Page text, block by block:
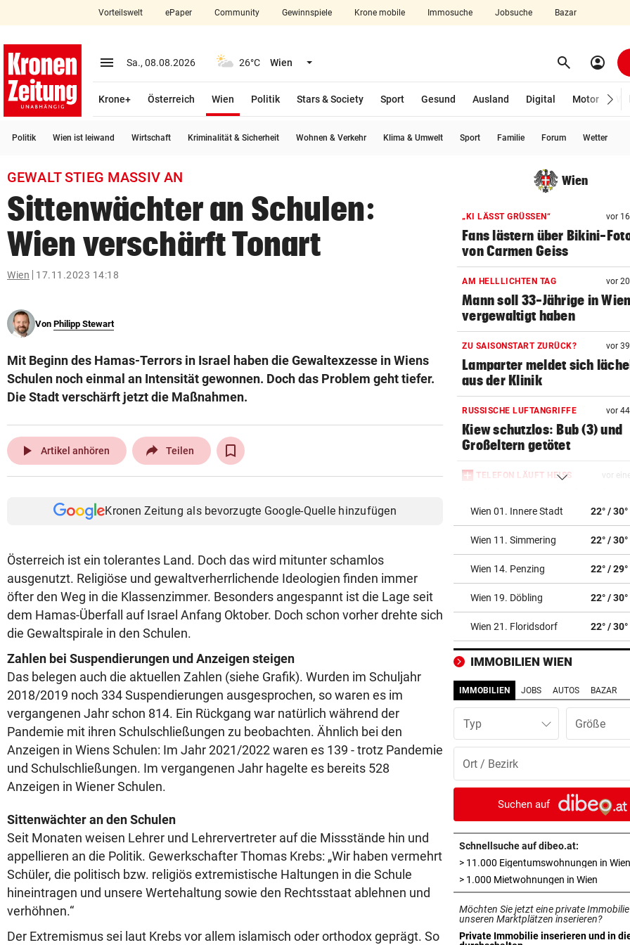
closeSchließen
account_circle Anmelden
arrow_right
bookmark
search
Suchbegriff
eingeben
© Krone Multimedia GmbH & Co KG 2026
Vorteilswelt ePaper Community Gewinnspiele Krone mobile Immosuche Jobsuche Bazar
menu Menü aufklappen
Sa., 08.08.2026 26°C Wien Menü aufklappen search Suchen
account_circle
Krone+ Österreich Wien
Politik
Stars & Society Sport Gesund Ausland Digital Motor
Politik Wien ist leiwand Wirtschaft Kriminalität & Sicherheit Wohnen & Verkehr Klima & Umwelt Sport Familie Forum Wetter
GEWALT STIEG MASSIV AN
Sittenwächter an Schulen:
Wien verschärft Tonart
Wien 17.11.2023 14:18
Von Philipp Stewart
Mit Beginn des Hamas-Terrors in Israel haben die Gewaltexzesse in Wiens
Schulen noch einmal an Intensität gewonnen. Doch das Problem geht tiefer.
Die Stadt verschärft jetzt die Maßnahmen.
play_arrow Artikel anhören Teilen
Kronen Zeitung als bevorzugte Google-Quelle hinzufügen
Österreich ist ein tolerantes Land. Doch das wird mitunter schamlos
ausgenutzt. Religiöse und gewaltverherrlichende Ideologien finden immer
öfter den Weg in die Klassenzimmer. Besonders angespannt ist die Lage seit
dem Hamas-Überfall auf Israel Anfang Oktober. Doch schon vorher drehte sich
die Gewaltspirale in den Schulen.
Zahlen bei Suspendierungen und Anzeigen steigen
Das belegen auch die aktuellen Zahlen (siehe Grafik). Wurden im Schuljahr
2018/2019 noch 334 Suspendierungen ausgesprochen, so waren es im
vergangenen Jahr schon 814. Ein Rückgang war natürlich während der
Pandemie mit ihren Schulschließungen zu beobachten. Ähnlich bei den
Anzeigen in Wiens Schulen: Im Jahr 2021/2022 waren es 139 - trotz Pandemie
und Schulschließungen. Im vergangenen Jahr hagelte es bereits 528
Anzeigen in Wiener Schulen.
Sittenwächter an den Schulen
Seit Monaten weisen Lehrer und Lehrervertreter auf die Missstände hin und
appellieren an die Politik. Gewerkschafter Thomas Krebs: „Wir haben vermehrt
Schüler, die politisch bzw. religiös extremistische Haltungen in die Schule
hineintragen und unsere Wertehaltung sowie den Rechtsstaat ablehnen und
verhöhnen.“
Der Extremismus sei laut Krebs vor allem islamisch oder orthodox geprägt. So
Wien
„KI LÄSST GRÜSSEN“ vor
Fans lästern über Bikini-
von Carmen Geiss
AM HELLLICHTEN TAG vor
Mann soll 33-Jährige in
vergewaltigt haben
ZU SAISONSTART ZURÜCK? vor
Lamparter meldet sich
aus der Klinik
RUSSISCHE LUFTANGRIFFE vor
Kiew schutzlos: Bub (3) und
Großeltern getötet
TELEFON LÄUFT HEISS vor
Pension für Patienten
„ERSCHRECKENDE SZENEN“ vor
Brand am Gardasee: Hotel
geräumt, Urlauber fliehen
ACHT KILO TNT IM BODEN vor
Schon wieder Sprengstoff in
beliebtem See gefunden
WURDE NUR 27 JAHRE ALT
Uganda trauert!
Überfall ermordet
Arbeit
UNFALL IN THALGAU vor
Radlerin (32) starb nach
mit Kipplaster
„NICHT WIEDERERKANNT!“ vor
John Goodman: Supermarkt-
Selfie lässt Fans staunen
Wien 01. Innere Stadt 22° / 30°
Wien 11. Simmering 22° / 30°
Wien 14. Penzing 22° / 29°
Wien 19. Döbling 22° / 30°
Wien 21. Floridsdorf 22° / 30°
IMMOBILIEN WIEN
IMMOBILIEN JOBS AUTOS BAZAR
Typ
Suchen auf
Schnellsuche auf dibeo.at:
> 11.000 Eigentumswohnungen in Wien
> 1.000 Mietwohnungen in Wien
Möchten Sie jetzt eine private
unseren Marktplätzen inserieren?
Private Immobilie inserieren und in